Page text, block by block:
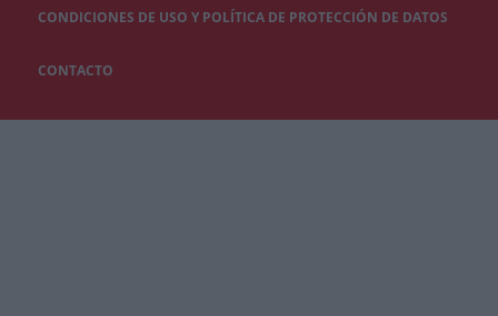
CONDICIONES DE USO Y POLÍTICA DE PROTECCIÓN DE DATOS
CONTACTO